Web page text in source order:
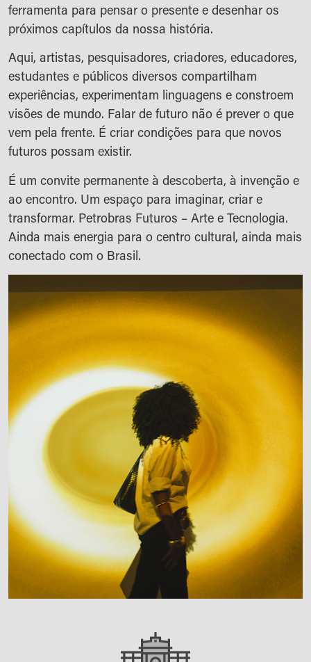
ferramenta para pensar o presente e desenhar os
próximos capítulos da nossa história.
Aqui, artistas, pesquisadores, criadores, educadores,
estudantes e públicos diversos compartilham
experiências, experimentam linguagens e constroem
visões de mundo. Falar de futuro não é prever o que
vem pela frente. É criar condições para que novos
futuros possam existir.
É um convite permanente à descoberta, à invenção e
ao encontro. Um espaço para imaginar, criar e
transformar. Petrobras Futuros – Arte e Tecnologia.
Ainda mais energia para o centro cultural, ainda mais
conectado com o Brasil.